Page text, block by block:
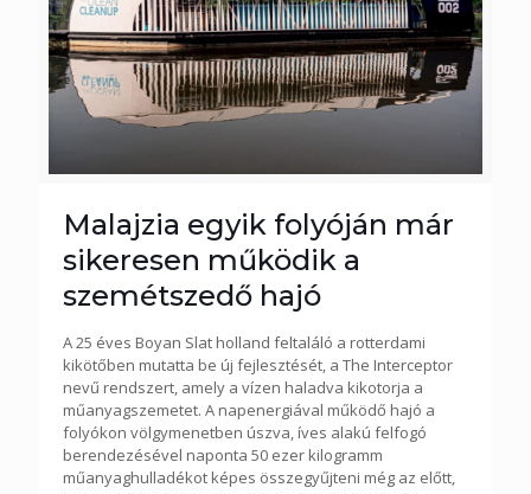
Malajzia egyik folyóján már
sikeresen működik a
szemétszedő hajó
A 25 éves Boyan Slat holland feltaláló a rotterdami
kikötőben mutatta be új fejlesztését, a The Interceptor
nevű rendszert, amely a vízen haladva kikotorja a
műanyagszemetet. A napenergiával működő hajó a
folyókon völgymenetben úszva, íves alakú felfogó
berendezésével naponta 50 ezer kilogramm
műanyaghulladékot képes összegyűjteni még az előtt,